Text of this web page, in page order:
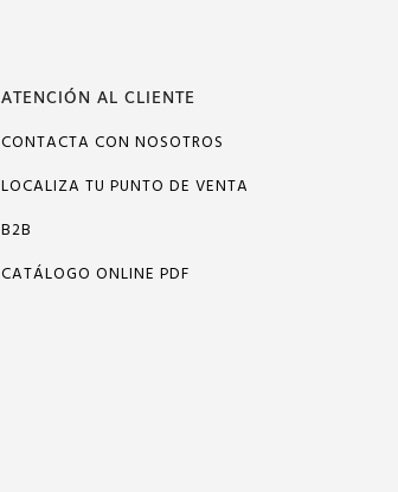
ATENCIÓN AL CLIENTE
CONTACTA CON NOSOTROS
LOCALIZA TU PUNTO DE VENTA
B2B
CATÁLOGO ONLINE PDF